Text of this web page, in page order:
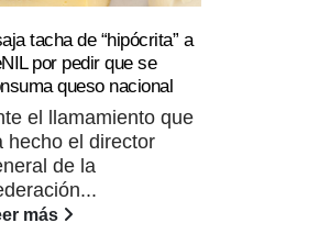
tacha de “hipócrita” a
por pedir que se
queso nacional
el llamamiento que
hecho el director
de la
más